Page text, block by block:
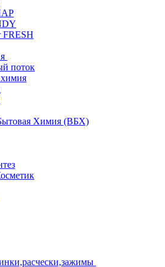
FRESH
поток
Химия (ВБХ)